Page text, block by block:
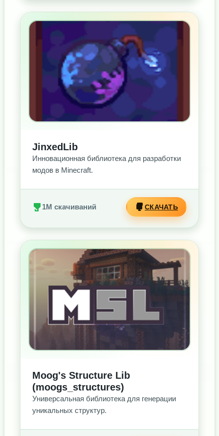
БЕЗ РЕКЛАМЫ
JinxedLib
Инновационная библиотека для разработки
модов в Minecraft.
1M скачиваний СКАЧАТЬ
БЕЗ РЕКЛАМЫ
Moog's Structure Lib
(moogs_structures)
Универсальная библиотека для генерации
уникальных структур.